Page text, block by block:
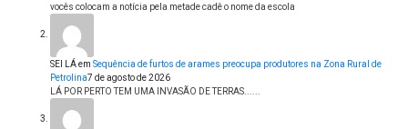
vocês colocam a notícia pela metade cadê o nome da escola
SEI LÁem Sequência de furtos de arames preocupa produtores na Zona Rural de
Petrolina7 de agosto de 2026
LÁ POR PERTO TEM UMA INVASÃO DE TERRAS......